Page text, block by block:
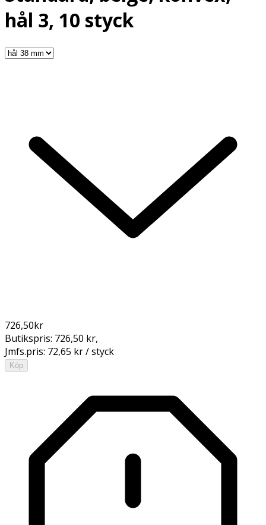
hål 3, 10 styck
726,50kr
Butikspris: 726,50 kr,
Jmfs.pris: 72,65 kr / styck
Köp